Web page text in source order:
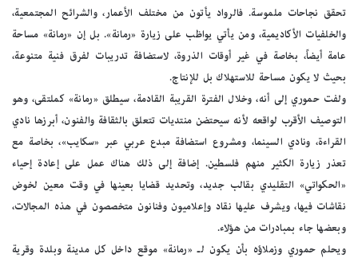
تحقق نجاحات ملموسة. فالرواد يأتون من مختلف الأعمار، والشرائح المجتمعية،
والخلفيات الأكاديمية، ومن يأتي يواظب على زيارة «رمانة». بل إن «رمانة» مساحة
عامة أيضاً، بخاصة في غير أوقات الذروة، لاستضافة تدريبات لفرق فنية متنوعة،
بحيث لا يكون مساحة للاستهلاك بل للإنتاج.
ولفت حموري إلى أنه، وخلال الفترة القريبة القادمة، سيطلق «رمانة» كملتقى، وهو
التوصيف الأقرب لواقعه لأنه سيحتضن منتديات تتعلق بالثقافة والفنون، أبرزها نادي
القراءة، ونادي السينما، ومشروع استضافة مبدع عربي عبر «سكايب»، بخاصة مع
تعذر زيارة الكثير منهم فلسطين. إضافة إلى ذلك هناك عمل على إعادة إحياء
«الحكواتي» التقليدي بقالب جديد، وتحديد قضايا بعينها في وقت معين لخوض
نقاشات فيها، ويشرف عليها نقاد وإعلاميون وفنانون متخصصون في هذه المجالات،
وبعضها جاء بمبادرات من هؤلاء.
ويحلم حموري وزملاؤه بأن يكون لـ «رمانة» موقع داخل كل مدينة وبلدة وقرية